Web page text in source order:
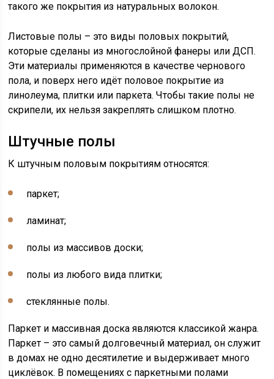
такого же покрытия из натуральных волокон.
Листовые полы – это виды половых покрытий,
которые сделаны из многослойной фанеры или ДСП.
Эти материалы применяются в качестве чернового
пола, и поверх него идёт половое покрытие из
линолеума, плитки или паркета. Чтобы такие полы не
скрипели, их нельзя закреплять слишком плотно.
Штучные полы
К штучным половым покрытиям относятся:
паркет;
ламинат;
полы из массивов доски;
полы из любого вида плитки;
стеклянные полы.
Паркет и массивная доска являются классикой жанра.
Паркет – это самый долговечный материал, он служит
в домах не одно десятилетие и выдерживает много
циклёвок. В помещениях с паркетными полами